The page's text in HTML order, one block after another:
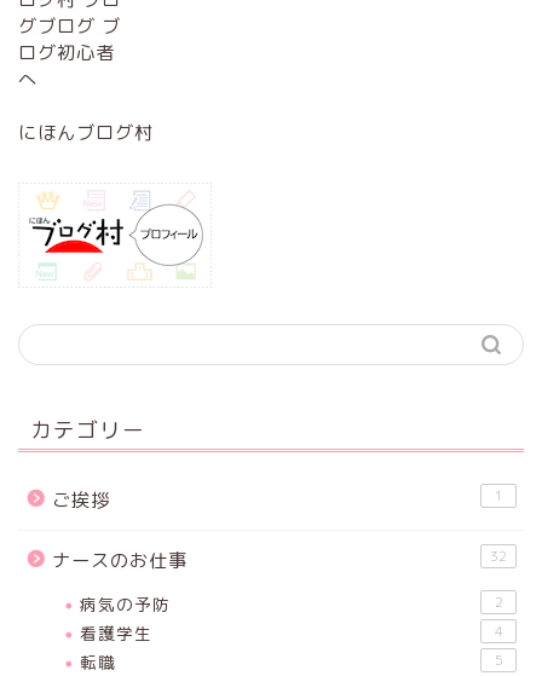
にほんブログ村
カテゴリー
ご挨拶 1
ナースのお仕事 32
病気の予防 2
看護学生 4
転職 5